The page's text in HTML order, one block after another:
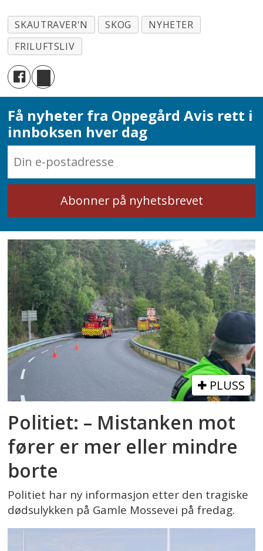
SKAUTRAVER'N SKOG
NYHETER
FRILUFTSLIV
Få nyheter fra Oppegård Avis rett i
innboksen hver dag
PLUSS
Politiet: – Mistanken mot
fører er mer eller mindre
borte
Politiet har ny informasjon etter den tragiske
dødsulykken på Gamle Mossevei på fredag.